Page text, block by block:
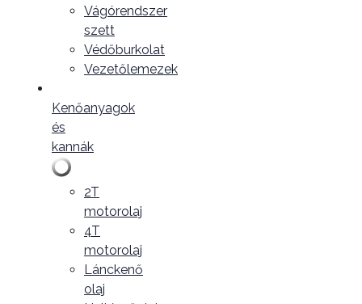
Vágórendszer
szett
Védőburkolat
Vezetőlemezek
Kenőanyagok
és
kannák
2T
motorolaj
4T
motorolaj
Lánckenő
olaj